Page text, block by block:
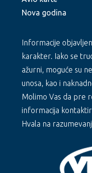
Nova godina
Informacije
karakter. Iako se
ažurni, moguće su
unosa, kao i
Molimo Vas da pre
informacija
Hvala na